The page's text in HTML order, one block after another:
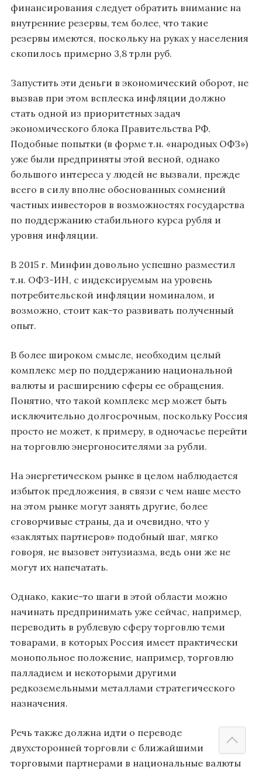
финансирования следует обратить внимание на
внутренние резервы, тем более, что такие
резервы имеются, поскольку на руках у населения
скопилось примерно 3,8 трлн руб.
Запустить эти деньги в экономический оборот, не
вызвав при этом всплеска инфляции должно
стать одной из приоритетных задач
экономического блока Правительства РФ.
Подобные попытки (в форме т.н. «народных ОФЗ»)
уже были предприняты этой весной, однако
большого интереса у людей не вызвали, прежде
всего в силу вполне обоснованных сомнений
частных инвесторов в возможностях государства
по поддержанию стабильного курса рубля и
уровня инфляции.
В 2015 г. Минфин довольно успешно разместил
т.н. ОФЗ-ИН, с индексируемым на уровень
потребительской инфляции номиналом, и
возможно, стоит как-то развивать полученный
опыт.
В более широком смысле, необходим целый
комплекс мер по поддержанию национальной
валюты и расширению сферы ее обращения.
Понятно, что такой комплекс мер может быть
исключительно долгосрочным, поскольку Россия
просто не может, к примеру, в одночасье перейти
на торговлю энергоносителями за рубли.
На энергетическом рынке в целом наблюдается
избыток предложения, в связи с чем наше место
на этом рынке могут занять другие, более
сговорчивые страны, да и очевидно, что у
«заклятых партнеров» подобный шаг, мягко
говоря, не вызовет энтузиазма, ведь они же не
могут их напечатать.
Однако, какие-то шаги в этой области можно
начинать предпринимать уже сейчас, например,
переводить в рублевую сферу торговлю теми
товарами, в которых Россия имеет практически
монопольное положение, например, торговлю
палладием и некоторыми другими
редкоземельными металлами стратегического
назначения.
Речь также должна идти о переводе
двухсторонней торговли с ближайшими
торговыми партнерами в национальные валюты